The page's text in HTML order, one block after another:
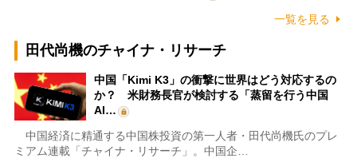
一覧を見る
田代尚機のチャイナ・リサーチ
中国「Kimi K3」の衝撃に世界はどう対応するの
か？ 米財務長官が検討する「蒸留を行う中国
AI…
中国経済に精通する中国株投資の第一人者・田代尚機氏のプレ
ミアム連載「チャイナ・リサーチ」。中国企…